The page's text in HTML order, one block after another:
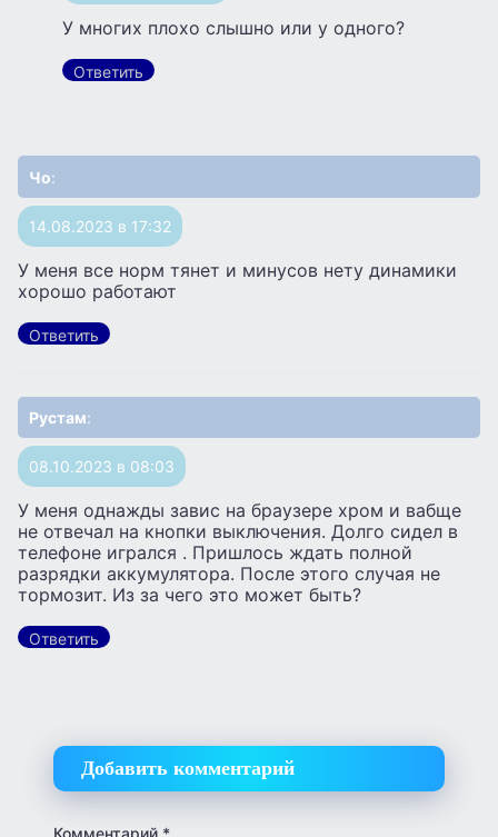
У многих плохо слышно или у одного?
Ответить
Чо:
14.08.2023 в 17:32
У меня все норм тянет и минусов нету динамики
хорошо работают
Ответить
Рустам:
08.10.2023 в 08:03
У меня однажды завис на браузере хром и вабще
не отвечал на кнопки выключения. Долго сидел в
телефоне игрался . Пришлось ждать полной
разрядки аккумулятора. После этого случая не
тормозит. Из за чего это может быть?
Ответить
Добавить комментарий
Комментарий *